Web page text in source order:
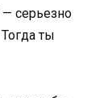
серьезно
ты